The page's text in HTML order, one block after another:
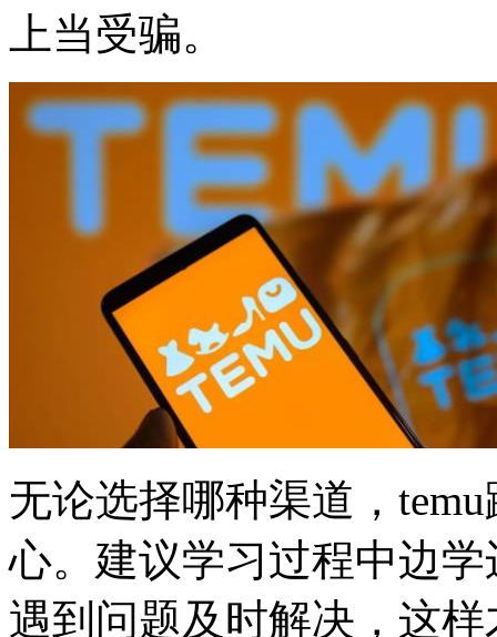
上当受骗。
无论选择哪种渠道，
心。建议学习过程中边
遇到问题及时解决，这